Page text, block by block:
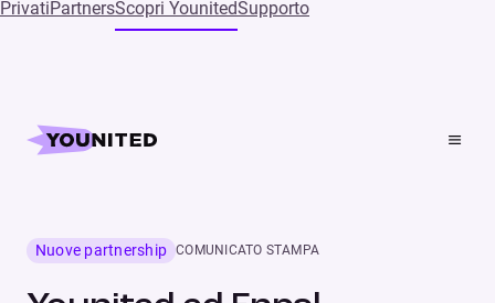
PrivatiPartnersScopri YounitedSupporto
Home
Younited ed Enpal annunciano una partnership per
Nuove partnership COMUNICATO STAMPA